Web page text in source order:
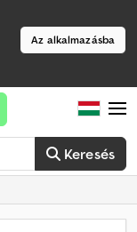
Az alkalmazásba
Keresés